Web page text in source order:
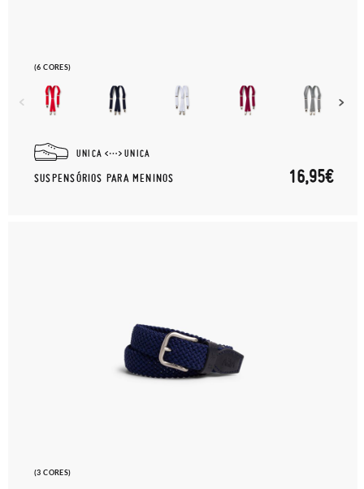
(6 CORES)
UNICA UNICA
SUSPENSÓRIOS PARA MENINOS 16,95€
(3 CORES)